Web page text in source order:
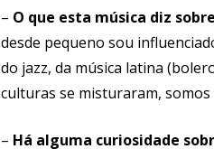
– O que esta música diz
desde pequeno sou
do jazz, da música latina
culturas se misturaram, somos
– Há alguma curiosidade